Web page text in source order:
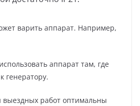
варить аппарат. Например,
аппарат там, где
генератору.
выездных работ оптимальны